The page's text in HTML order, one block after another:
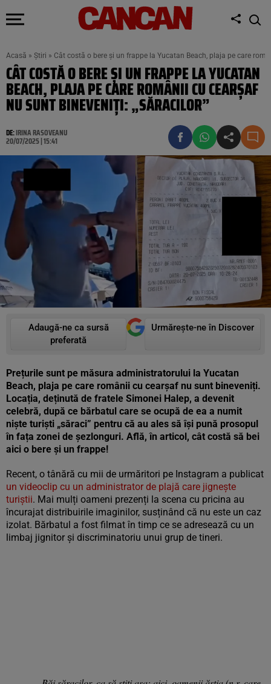
Acasă » Știri » Cât costă o bere și un frappe la Yucatan Beach, plaja pe care
CÂT COSTĂ O BERE ȘI UN FRAPPE LA YUCATAN
BEACH, PLAJA PE CARE ROMÂNII CU CEARȘAF
NU SUNT BINEVENIȚI: „SĂRACILOR”
DE:IRINA RASOVEANU
20/07/2025 | 15:41
Adaugă-ne ca sursă
preferată
Urmărește-ne în Discover
Prețurile sunt pe măsura administratorului la Yucatan
Beach, plaja pe care românii cu cearșaf nu sunt bineveniți.
Locația, deținută de fratele Simonei Halep, a devenit
celebră, după ce bărbatul care se ocupă de ea a numit
niște turiști „săraci” pentru că au ales să își pună prosopul
în fața zonei de șezlonguri. Află, în articol, cât costă să bei
aici o bere și un frappe!
Recent, o tânără cu mii de urmăritori pe Instagram a publicat
un videoclip cu un administrator de plajă care jignește
turiștii. Mai mulți oameni prezenți la scena cu pricina au
încurajat distribuirile imaginilor, susținând că nu este un caz
izolat. Bărbatul a fost filmat în timp ce se adresează cu un
limbaj jignitor și discriminatoriu unui grup de tineri.